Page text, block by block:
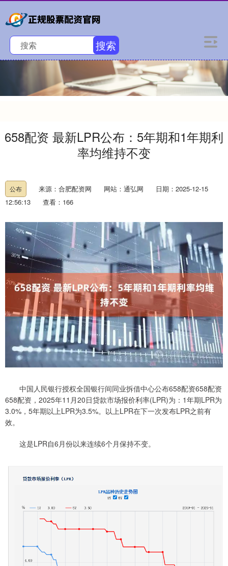
搜索
658配资 最新LPR公布：5年期和1年期利
率均维持不变
公布 来源：合肥配资网 网站：通弘网
日期：2025-12-15
12:56:13
查看：166
中国人民银行授权全国银行间同业拆借中心公布658配资658配资
658配资，2025年11月20日贷款市场报价利率(LPR)为：1年期LPR为
3.0%，5年期以上LPR为3.5%。以上LPR在下一次发布LPR之前有
效。
这是LPR自6月份以来连续6个月保持不变。